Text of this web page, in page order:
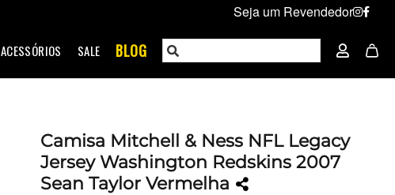
Seja um Revendedor
ACESSÓRIOS SALE BLOG
Camisa Mitchell & Ness NFL Legacy
Jersey Washington Redskins 2007
Sean Taylor Vermelha